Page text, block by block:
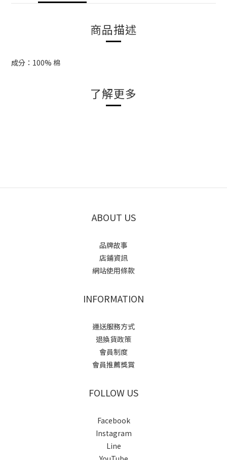
商品描述
成分：100% 棉
了解更多
ABOUT US
品牌故事
店鋪資訊
網站使用條款
INFORMATION
運送服務方式
退換貨政策
會員制度
會員推薦獎賞
FOLLOW US
Facebook
Instagram
Line